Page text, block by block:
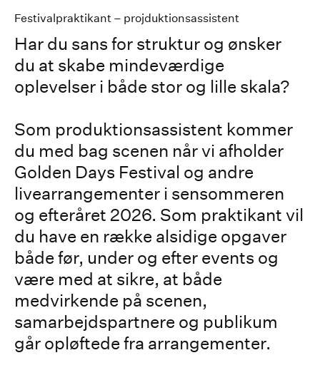
Festivalpraktikant – projduktionsassistent
Har du sans for struktur og ønsker
du at skabe mindeværdige
oplevelser i både stor og lille skala?
Som produktionsassistent kommer
du med bag scenen når vi afholder
Golden Days Festival og andre
livearrangementer i sensommeren
og efteråret 2026. Som praktikant vil
du have en række alsidige opgaver
både før, under og efter events og
være med at sikre, at både
medvirkende på scenen,
samarbejdspartnere og publikum
går opløftede fra arrangementer.